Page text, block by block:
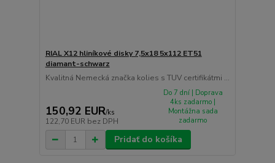
RIAL X12 hliníkové disky 7,5x18 5x112 ET51
diamant-schwarz
Kvalitná Nemecká značka kolies s TUV certifikátmi ...
150,92 EUR/ks
122,70 EUR bez DPH
Do 7 dní | Doprava
4ks zadarmo |
Montážna sada
zadarmo
Pridať do košíka